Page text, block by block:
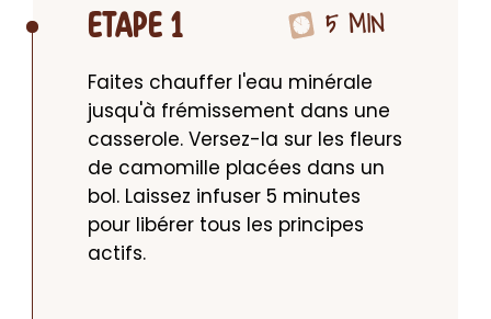
ETAPE 1 5 MIN
Faites chauffer l'eau minérale
jusqu'à frémissement dans une
casserole. Versez-la sur les fleurs
de camomille placées dans un
bol. Laissez infuser 5 minutes
pour libérer tous les principes
actifs.